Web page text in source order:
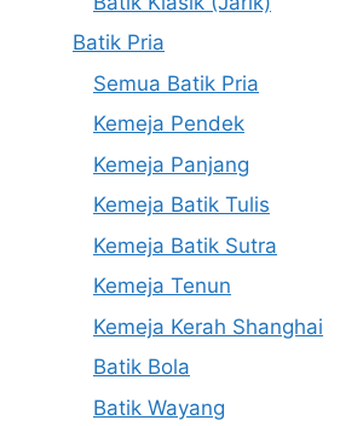
Batik Pria
Semua Batik Pria
Kemeja Pendek
Kemeja Panjang
Kemeja Batik Tulis
Kemeja Batik Sutra
Kemeja Tenun
Kemeja Kerah Shanghai
Batik Bola
Batik Wayang